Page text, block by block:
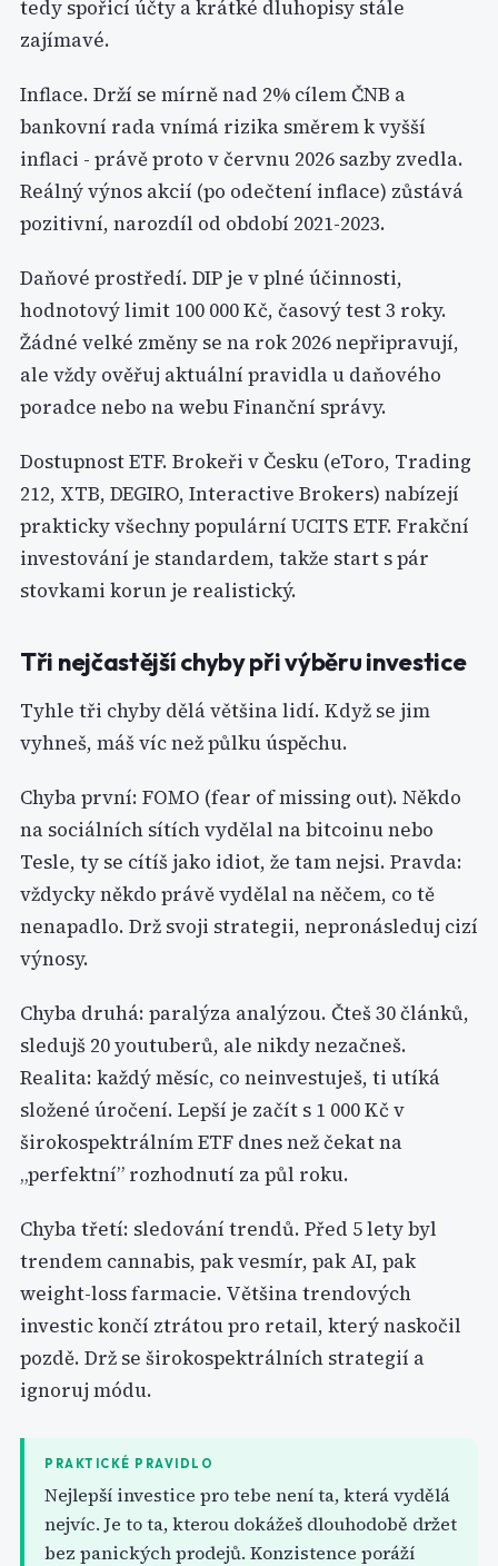
tedy spořicí účty a krátké dluhopisy stále
zajímavé.
Inflace. Drží se mírně nad 2% cílem ČNB a
bankovní rada vnímá rizika směrem k vyšší
inflaci - právě proto v červnu 2026 sazby zvedla.
Reálný výnos akcií (po odečtení inflace) zůstává
pozitivní, narozdíl od období 2021-2023.
Daňové prostředí. DIP je v plné účinnosti,
hodnotový limit 100 000 Kč, časový test 3 roky.
Žádné velké změny se na rok 2026 nepřipravují,
ale vždy ověřuj aktuální pravidla u daňového
poradce nebo na webu Finanční správy.
Dostupnost ETF. Brokeři v Česku (eToro, Trading
212, XTB, DEGIRO, Interactive Brokers) nabízejí
prakticky všechny populární UCITS ETF. Frakční
investování je standardem, takže start s pár
stovkami korun je realistický.
Tři nejčastější chyby při výběru investice
Tyhle tři chyby dělá většina lidí. Když se jim
vyhneš, máš víc než půlku úspěchu.
Chyba první: FOMO (fear of missing out). Někdo
na sociálních sítích vydělal na bitcoinu nebo
Tesle, ty se cítíš jako idiot, že tam nejsi. Pravda:
vždycky někdo právě vydělal na něčem, co tě
nenapadlo. Drž svoji strategii, nepronásleduj cizí
výnosy.
Chyba druhá: paralýza analýzou. Čteš 30 článků,
sledujš 20 youtuberů, ale nikdy nezačneš.
Realita: každý měsíc, co neinvestuješ, ti utíká
složené úročení. Lepší je začít s 1 000 Kč v
širokospektrálním ETF dnes než čekat na
„perfektní” rozhodnutí za půl roku.
Chyba třetí: sledování trendů. Před 5 lety byl
trendem cannabis, pak vesmír, pak AI, pak
weight-loss farmacie. Většina trendových
investic končí ztrátou pro retail, který naskočil
pozdě. Drž se širokospektrálních strategií a
ignoruj módu.
PRAKTICKÉ PRAVIDLO
Nejlepší investice pro tebe není ta, která vydělá
nejvíc. Je to ta, kterou dokážeš dlouhodobě držet
bez panických prodejů. Konzistence poráží